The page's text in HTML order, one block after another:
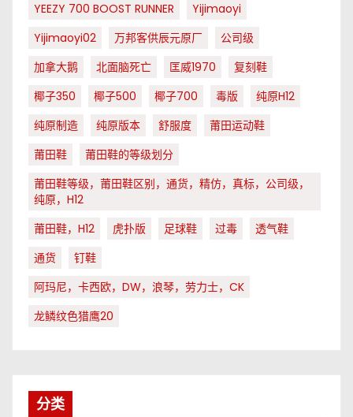
YEEZY 700 BOOST RUNNER
Yijimaoyi
Yijimaoyi02
万邦客供辰元原厂
公司级
加拿大鹅
北面脑死亡 匡威1970
复刻鞋
椰子350
椰子500 椰子700 毒版
纯原H12
纯原制造
纯原版本 舒服度
莆田运动鞋
莆田鞋
莆田鞋的等级划分
莆田鞋等级，莆田鞋区别，通货，精仿，真标，公司级，
纯原，H12
莆田鞋，H12
虎扑版 足球鞋 过毒
透气鞋
通货
钉鞋
阿玛尼，卡西欧，DW，浪琴，劳力士，CK
龙鳞纹色猎鹰20
分类